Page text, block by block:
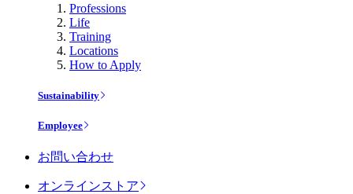
Professions
Life
Training
Locations
How to Apply
Sustainability
Employee
お問い合わせ
オンラインストア